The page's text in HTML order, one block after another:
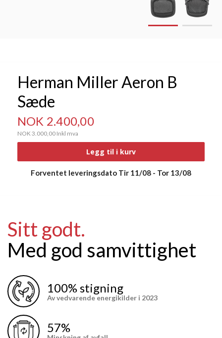
Herman Miller Aeron B
Sæde
NOK 2.400,00
NOK 3.000,00 Inkl mva
Legg til i kurv
Forventet leveringsdato Tir 11/08 - Tor 13/08
Sitt godt.
Med god samvittighet
100% stigning
Av vedvarende energikilder i 2023
57%